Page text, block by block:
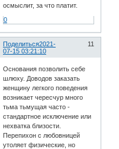
осмыслит, за что платит.
0
Поделиться 11
2021-
07-15 03:21:10
Основания позволить себе
шлюху. Доводов заказать
женщину легкого поведения
возникает чересчур много
тьма тьмущая часто -
стандартное исключение или
нехватка близости.
Перепихон с любовницей
утоляет физические, но